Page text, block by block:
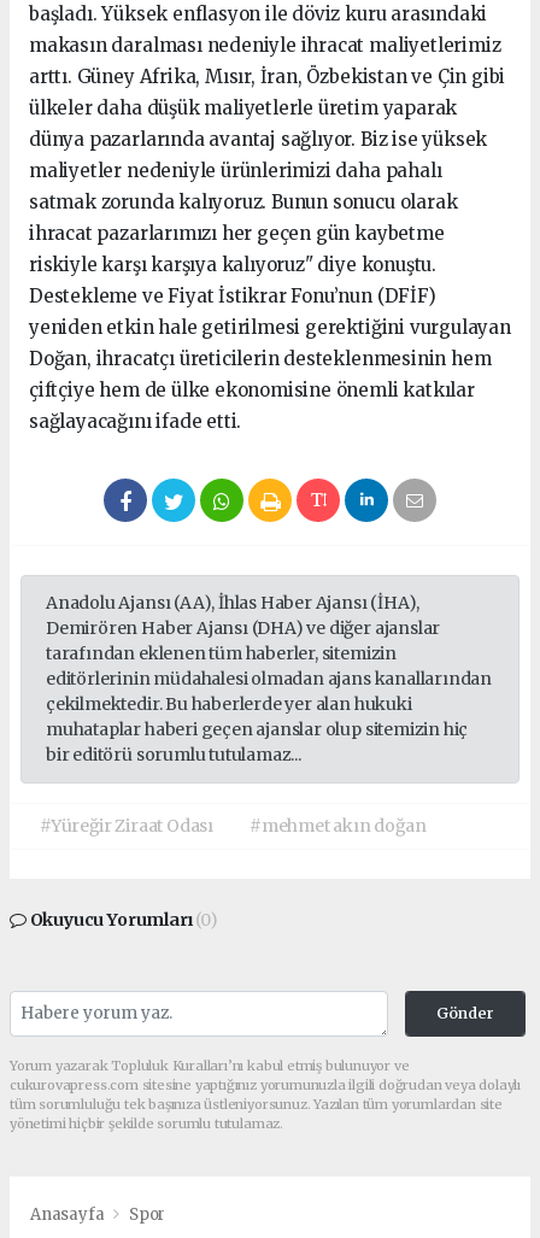
başladı. Yüksek enflasyon ile döviz kuru arasındaki
makasın daralması nedeniyle ihracat maliyetlerimiz
arttı. Güney Afrika, Mısır, İran, Özbekistan ve Çin gibi
ülkeler daha düşük maliyetlerle üretim yaparak
dünya pazarlarında avantaj sağlıyor. Biz ise yüksek
maliyetler nedeniyle ürünlerimizi daha pahalı
satmak zorunda kalıyoruz. Bunun sonucu olarak
ihracat pazarlarımızı her geçen gün kaybetme
riskiyle karşı karşıya kalıyoruz" diye konuştu.
Destekleme ve Fiyat İstikrar Fonu’nun (DFİF)
yeniden etkin hale getirilmesi gerektiğini vurgulayan
Doğan, ihracatçı üreticilerin desteklenmesinin hem
çiftçiye hem de ülke ekonomisine önemli katkılar
sağlayacağını ifade etti.
Anadolu Ajansı (AA), İhlas Haber Ajansı (İHA),
Demirören Haber Ajansı (DHA) ve diğer ajanslar
tarafından eklenen tüm haberler, sitemizin
editörlerinin müdahalesi olmadan ajans kanallarından
çekilmektedir. Bu haberlerde yer alan hukuki
muhataplar haberi geçen ajanslar olup sitemizin hiç
bir editörü sorumlu tutulamaz...
#Yüreğir Ziraat Odası #mehmet akın doğan
Okuyucu Yorumları(0)
Gönder
Yorum yazarak Topluluk Kuralları’nı kabul etmiş bulunuyor ve
cukurovapress.com sitesine yaptığınız yorumunuzla ilgili doğrudan veya dolaylı
tüm sorumluluğu tek başınıza üstleniyorsunuz. Yazılan tüm yorumlardan site
yönetimi hiçbir şekilde sorumlu tutulamaz.
Anasayfa Spor